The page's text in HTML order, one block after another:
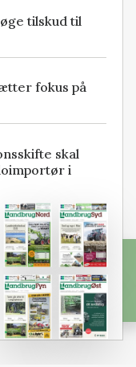
tilskud til
fokus på
skal
i